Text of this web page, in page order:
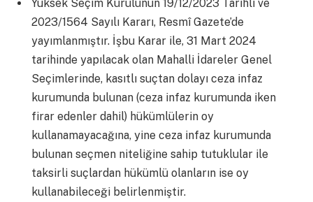
Yüksek Seçim Kurulunun 19/12/2023 Tarihli ve
2023/1564 Sayılı Kararı, Resmî Gazete’de
yayımlanmıştır. İşbu Karar ile, 31 Mart 2024
tarihinde yapılacak olan Mahalli İdareler Genel
Seçimlerinde, kasıtlı suçtan dolayı ceza infaz
kurumunda bulunan (ceza infaz kurumunda iken
firar edenler dahil) hükümlülerin oy
kullanamayacağına, yine ceza infaz kurumunda
bulunan seçmen niteliğine sahip tutuklular ile
taksirli suçlardan hükümlü olanların ise oy
kullanabileceği belirlenmiştir.